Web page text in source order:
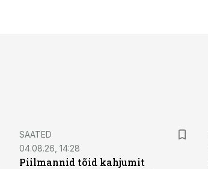
SAATED
04.08.26, 14:28
Piilmannid tõid kahjumit